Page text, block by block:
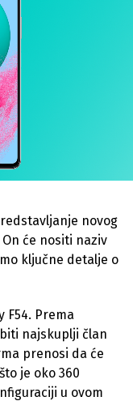
novog
će nositi naziv
ključne detalje o
F54. Prema
najskuplji član
prenosi da će
je oko 360
u ovom